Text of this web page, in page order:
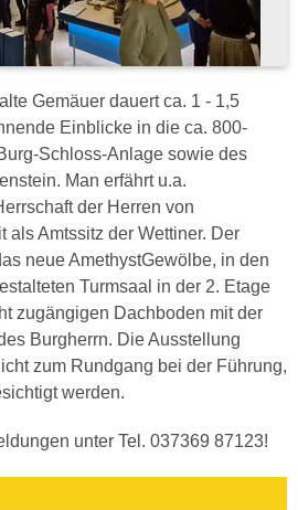
Gemäuer dauert ca. 1 - 1,5
Einblicke in die ca. 800-
Schloss-Anlage sowie des
Man erfährt u.a.
der Herren von
als Amtssitz der Wettiner. Der
neue AmethystGewölbe, in den
Turmsaal in der 2. Etage
zugängigen Dachboden mit der
Burgherrn. Die Ausstellung
zum Rundgang bei der Führung,
werden.
unter Tel. 037369 87123!